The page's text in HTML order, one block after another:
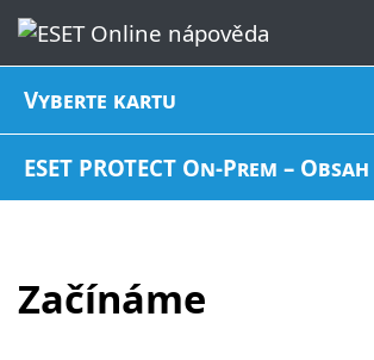
Vyberte kartu
ESET PROTECT On-Prem – Obsah
Začínáme